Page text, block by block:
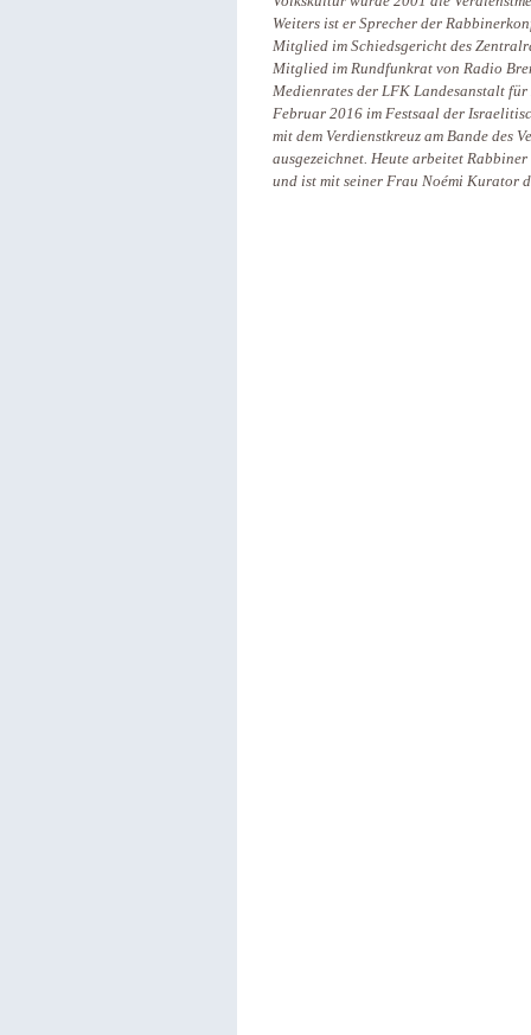
Weiters ist er Sprecher der
Mitglied im Schiedsgericht des
Mitglied im Rundfunkrat von Radio
Medienrates der LFK Landesanstalt
Februar 2016 im Festsaal der
mit dem Verdienstkreuz am Bande des
ausgezeichnet. Heute arbeitet
und ist mit seiner Frau Noémi Kurator